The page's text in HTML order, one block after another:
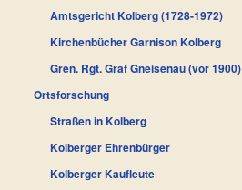
Amtsgericht Kolberg (1728-1972)
Kirchenbücher Garnison Kolberg
Gren. Rgt. Graf Gneisenau (vor 1900)
Ortsforschung
Straßen in Kolberg
Kolberger Ehrenbürger
Kolberger Kaufleute